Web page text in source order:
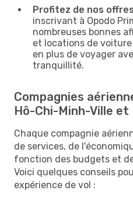
Profitez de nos
inscrivant à Opodo
nombreuses bonnes
et locations de
en plus de voyager
tranquillité.
Compagnies
Hô-Chi-Minh-Ville et
Chaque compagnie
de services, de
fonction des budgets et
Voici quelques conseils
expérience de vol :